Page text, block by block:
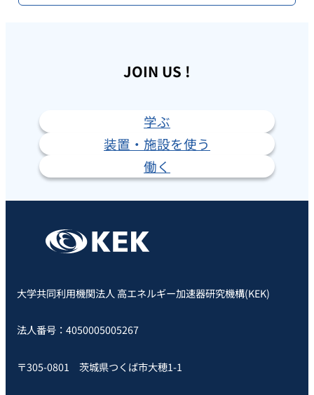
JOIN US !
学ぶ
装置・施設を使う
働く
大学共同利用機関法人 高エネルギー加速器研究機構(KEK)
法人番号：4050005005267
〒305-0801 茨城県つくば市大穂1-1